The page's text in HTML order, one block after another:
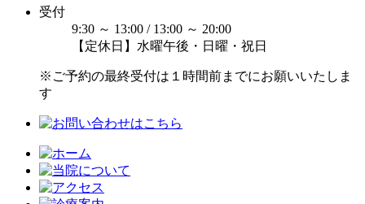
受付
9:30 ～ 13:00 / 13:00 ～ 20:00
【定休日】水曜午後・日曜・祝日
※ご予約の最終受付は１時間前までにお願いいたしま
す